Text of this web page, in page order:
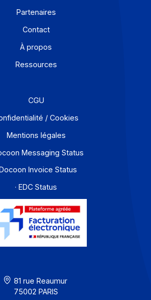
Offre PA
Développeurs
Contact
À propos
Ressources
Confidentialité / Cookies
Mentions légales
· Docoon Messaging Status
· EDC Status